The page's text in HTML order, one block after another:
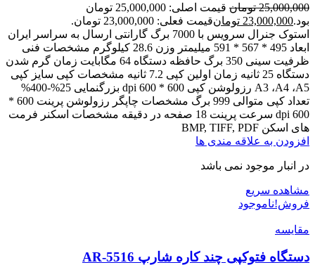
25,000,000 تومان
قیمت اصلی: 25,000,000 تومان
بود.23,000,000 تومانقیمت فعلی: 23,000,000 تومان.
استوک جنرال سرویس با 7000 برگ گارانتی ارسال به سراسر ایران
ابعاد 495 * 567 * 591 میلیمتر وزن 28.6 کیلوگرم مشخصات فنی
ظرفیت سینی 350 برگ حافظه دستگاه 64 مگابایت زمان گرم شدن
دستگاه 25 ثانیه زمان اولین کپی 7.2 ثانیه مشخصات کپی سایز کپی
A3 ،A4 ،A5 رزولوشن کپی 600 * 600 dpi بزرگنمایی 25%-400%
تعداد کپی متوالی 999 برگ مشخصات چاپگر رزولوشن پرینت 600 *
600 dpi سرعت پرینت 18 صفحه در دقیقه مشخصات اسکنر فرمت
های اسکن BMP, TIFF, PDF
افزودن به علاقه مندی ها
در انبار موجود نمی باشد
مشاهده سریع
فروش!ناموجود
مقایسه
دستگاه فتوکپی چند کاره شارپ AR-5516